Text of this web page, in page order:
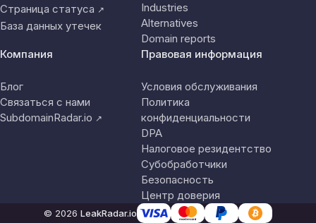
Страница статуса ↗
База данных утечек
Industries
Alternatives
Domain reports
Компания
Блог
Связаться с нами
SubdomainRadar.io ↗
Правовая информация
Условия обслуживания
Политика
конфиденциальности
DPA
Налоговое резидентство
Субобработчики
Безопасность
Центр доверия
© 2026 LeakRadar.io